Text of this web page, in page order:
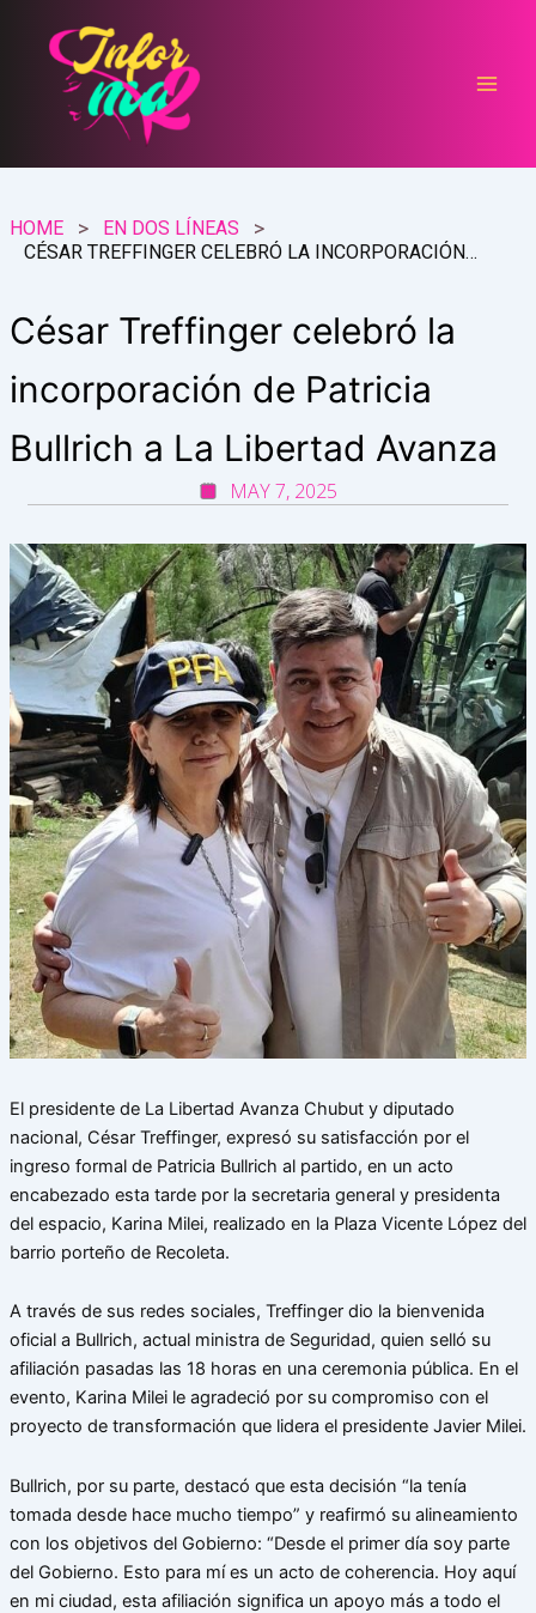
contenido
HOME
EN DOS LÍNEAS
CÉSAR TREFFINGER CELEBRÓ LA INCORPORACIÓN DE PATRICIA BULLRICH A LA LIBERTAD AVANZA
César Treffinger celebró la
incorporación de Patricia
Bullrich a La Libertad Avanza
MAY 7, 2025
El presidente de La Libertad Avanza Chubut y diputado
nacional, César Treffinger, expresó su satisfacción por el
ingreso formal de Patricia Bullrich al partido, en un acto
encabezado esta tarde por la secretaria general y presidenta
del espacio, Karina Milei, realizado en la Plaza Vicente López del
barrio porteño de Recoleta.
A través de sus redes sociales, Treffinger dio la bienvenida
oficial a Bullrich, actual ministra de Seguridad, quien selló su
afiliación pasadas las 18 horas en una ceremonia pública. En el
evento, Karina Milei le agradeció por su compromiso con el
proyecto de transformación que lidera el presidente Javier Milei.
Bullrich, por su parte, destacó que esta decisión “la tenía
tomada desde hace mucho tiempo” y reafirmó su alineamiento
con los objetivos del Gobierno: “Desde el primer día soy parte
del Gobierno. Esto para mí es un acto de coherencia. Hoy aquí
en mi ciudad, esta afiliación significa un apoyo más a todo el